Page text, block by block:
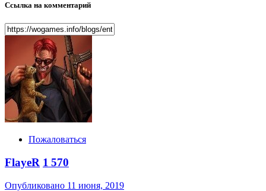
Ссылка на комментарий
Пожаловаться
FlayeR 1 570
Опубликовано 11 июня, 2019